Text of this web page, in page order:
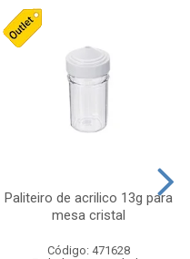
Paliteiro de acrilico 13g para
mesa cristal
Código: 471628